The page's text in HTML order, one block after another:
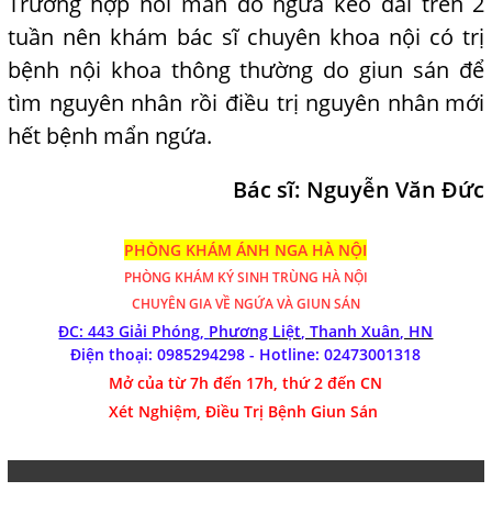
tuần nên khám bác sĩ chuyên khoa nội có trị
bệnh nội khoa thông thường do giun sán để
tìm nguyên nhân rồi điều trị nguyên nhân mới
hết, bệnh mẩn ngứa.
Bác sĩ: Nguyễn Văn Đức
PHÒNG KHÁM ÁNH NGA HÀ NỘI
PHÒNG KHÁM KÝ SINH TRÙNG HÀ NỘI
CHUYÊN GIA VỀ NGỨA VÀ GIUN SÁN
ĐC: 443 Giải Phóng, Phương Liệt, Thanh Xuân, HN
Điện thoại: 0985294298 - Hotline:02473001318
Mở của từ 7h đến 17h, thứ 2 đến CN
Xét Nghiệm, Điều Trị Bệnh Giun Sán